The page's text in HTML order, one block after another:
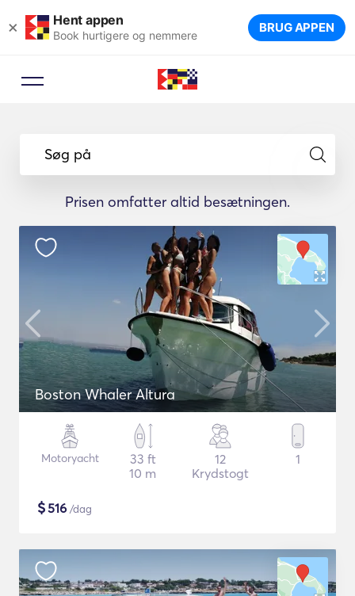
× Hent appen
Book hurtigere og nemmere BRUG APPEN
Søg på
Prisen omfatter altid besætningen.
Boston Whaler Altura
Motoryacht
33 ft
10 m
12
Krydstogt
1
$516 /dag